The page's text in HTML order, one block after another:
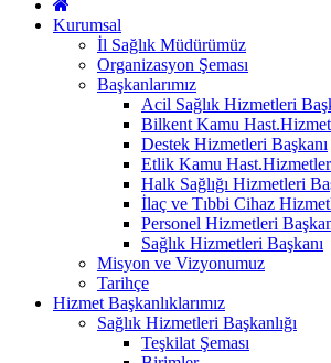
Kurumsal
İl Sağlık Müdürümüz
Organizasyon Şeması
Başkanlarımız
Acil Sağlık Hizmetleri
Bilkent Kamu
Destek Hizmetleri Başkanı
Etlik Kamu
Halk Sağlığı Hizmetleri
İlaç ve Tıbbi Cihaz
Personel Hizmetleri
Sağlık Hizmetleri Başkanı
Misyon ve Vizyonumuz
Tarihçe
Hizmet Başkanlıklarımız
Sağlık Hizmetleri Başkanlığı
Teşkilat Şeması